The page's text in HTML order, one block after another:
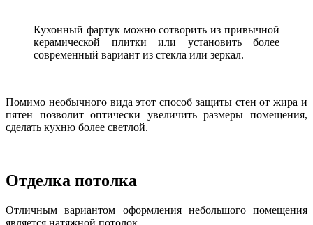
Кухонный фартук можно сотворить из привычной
керамической плитки или установить более
современный вариант из стекла или зеркал.
Помимо необычного вида этот способ защиты стен от жира и
пятен позволит оптически увеличить размеры помещения,
сделать кухню более светлой.
Отделка потолка
Отличным вариантом оформления небольшого помещения
является натяжной потолок.